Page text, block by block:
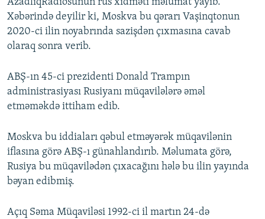
AzadlıqRadiosunun rus xidməti məlumat yayıb.
Xəbərində deyilir ki, Moskva bu qərarı Vaşinqtonun
2020-ci ilin noyabrında sazişdən çıxmasına cavab
olaraq sonra verib.
ABŞ-ın 45-ci prezidenti Donald Trampın
administrasiyası Rusiyanı müqavilələrə əməl
etməməkdə ittiham edib.
Moskva bu iddiaları qəbul etməyərək müqavilənin
iflasına görə ABŞ-ı günahlandırıb. Məlumata görə,
Rusiya bu müqavilədən çıxacağını hələ bu ilin yayında
bəyan edibmiş.
Açıq Səma Müqaviləsi 1992-ci il martın 24-də